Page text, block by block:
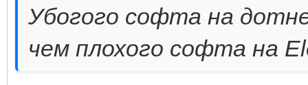
Убогого софта на
чем плохого софта на